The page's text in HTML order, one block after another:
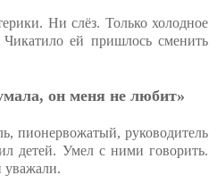
Ни слёз. Только холодное
Чикатило ей пришлось сменить
он меня не любит»
пионервожатый, руководитель
детей. Умел с ними говорить.
уважали.